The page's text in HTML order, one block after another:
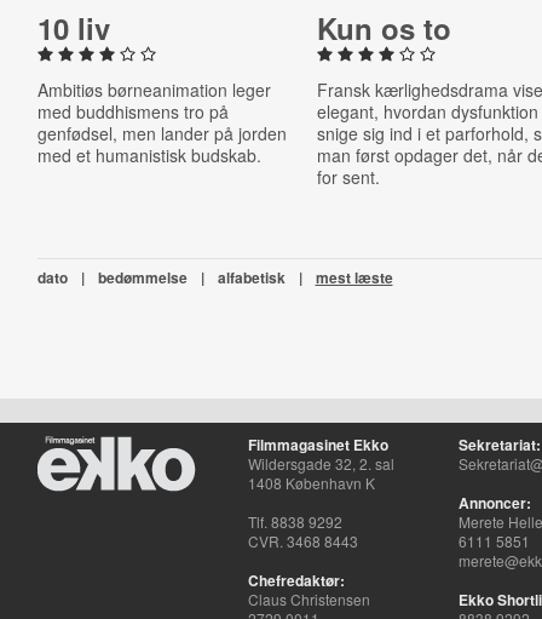
10 liv
Ambitiøs børneanimation leger
med buddhismens tro på
genfødsel, men lander på jorden
med et humanistisk budskab.
Kun os to
Fransk kærlighedsdrama
elegant, hvordan
snige sig ind i et parforhold,
man først opdager det, når
for sent.
dato | bedømmelse | alfabetisk | mest læste
Filmmagasinet Ekko
Wildersgade 32, 2. sal
1408 København K
Tlf. 8838 9292
CVR. 3468 8443
Chefredaktør:
Claus Christensen
Sekretariat:
Annoncer:
Merete
6111 5851
Ekko